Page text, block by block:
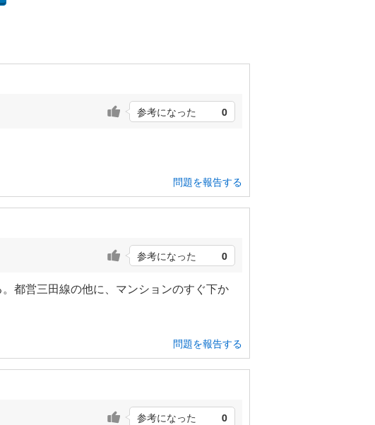
参考になった 0
問題を報告する
参考になった 0
都営三田線の他に、マンションのすぐ下か
問題を報告する
参考になった 0